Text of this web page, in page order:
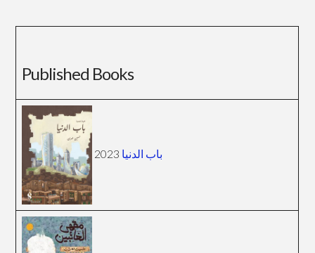
Published Books
باب الدنيا